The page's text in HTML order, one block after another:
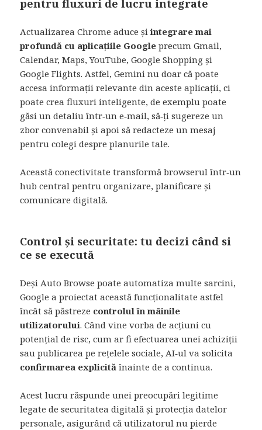
pentru fluxuri de lucru integrate
Actualizarea Chrome aduce șiintegrare mai
profundă cu aplicațiile Google precum Gmail,
Calendar, Maps, YouTube, Google Shopping și
Google Flights. Astfel, Gemini nu doar că poate
accesa informații relevante din aceste aplicații, ci
poate crea fluxuri inteligente, de exemplu poate
găsi un detaliu într‑un e‑mail, să‑ți sugereze un
zbor convenabil și apoi să redacteze un mesaj
pentru colegi despre planurile tale.
Această conectivitate transformă browserul într‑un
hub central pentru organizare, planificare și
comunicare digitală.
Control și securitate: tu decizi când si
ce se execută
Deși Auto Browse poate automatiza multe sarcini,
Google a proiectat această funcționalitate astfel
încât să păstreze controlul în mâinile
utilizatorului. Când vine vorba de acțiuni cu
potențial de risc, cum ar fi efectuarea unei achiziții
sau publicarea pe rețelele sociale, AI‑ul va solicita
confirmarea explicită înainte de a continua.
Acest lucru răspunde unei preocupări legitime
legate de securitatea digitală și protecția datelor
personale, asigurând că utilizatorul nu pierde